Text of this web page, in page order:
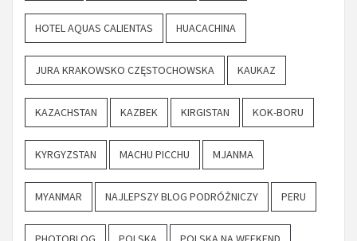
HOTEL AQUAS CALIENTAS HUACACHINA
JURA KRAKOWSKO CZĘSTOCHOWSKA KAUKAZ
KAZACHSTAN KAZBEK KIRGISTAN KOK-BORU
KYRGYZSTAN MACHU PICCHU MJANMA
MYANMAR NAJLEPSZY BLOG PODRÓŻNICZY PERU